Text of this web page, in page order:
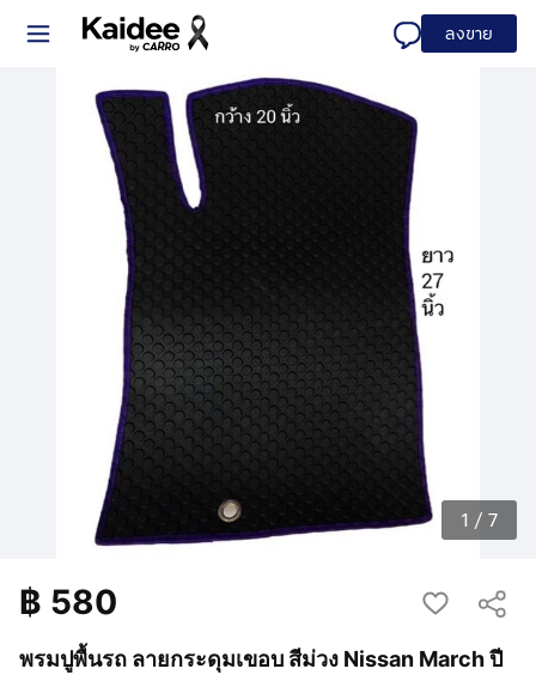
ลงขาย
1 / 7
พรมปูพื้นรถ ลายกระดุมเขอบ สีม่วง Nissan March ปี
฿ 580